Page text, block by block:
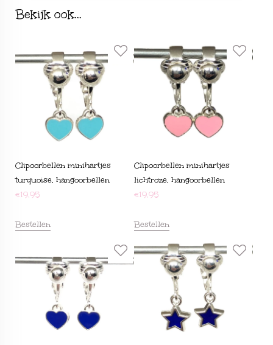
Bekijk ook...
Clipoorbellen minihartjes
turquoise, hangoorbellen
€19,95
Bestellen
Clipoorbellen minihartjes
lichtroze, hangoorbellen
€19,95
Bestellen